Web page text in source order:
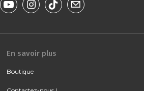
En savoir plus
Boutique